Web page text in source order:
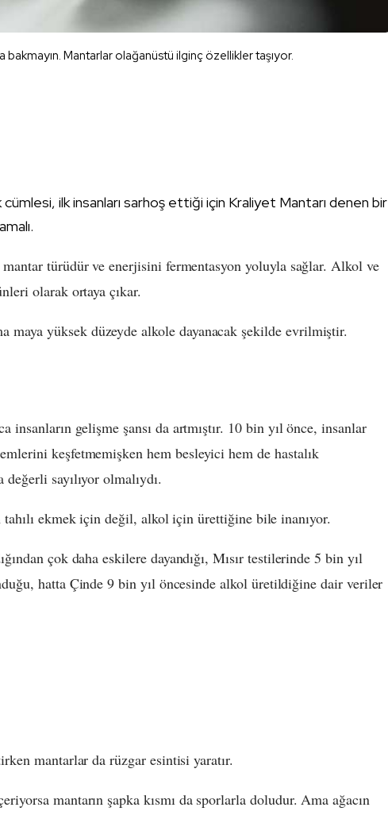
bakmayın. Mantarlar olağanüstü ilginç özellikler taşıyor.
cümlesi, ilk insanları sarhoş ettiği için Kraliyet Mantarı denen bir
türüdür ve enerjisini fermentasyon yoluyla sağlar. Alkol ve
olarak ortaya çıkar.
yüksek düzeyde alkole dayanacak şekilde evrilmiştir.
insanların gelişme şansı da artmıştır. 10 bin yıl önce, insanlar
keşfetmemişken hem besleyici hem de hastalık
sayılıyor olmalıydı.
tahılı ekmek için değil, alkol için ürettiğine bile inanıyor.
çok daha eskilere dayandığı, Mısır testilerinde 5 bin yıl
hatta Çinde 9 bin yıl öncesinde alkol üretildiğine dair veriler
mantarlar da rüzgar esintisi yaratır.
mantarın şapka kısmı da sporlarla doludur. Ama ağacın